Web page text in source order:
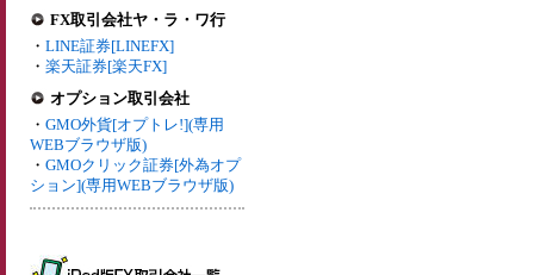
FX取引会社ヤ・ラ・ワ行
・ LINE証券[LINEFX]
・ 楽天証券[楽天FX]
オプション取引会社
・ GMO外貨[オプトレ!](専用
WEBブラウザ版)
・ GMOクリック証券[外為オプ
ション](専用WEBブラウザ版)